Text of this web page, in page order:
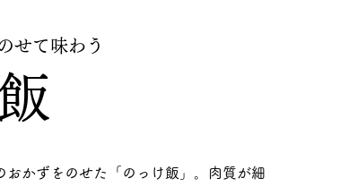
せて味わう
おかずをのせた「のっけ飯」。肉質が細